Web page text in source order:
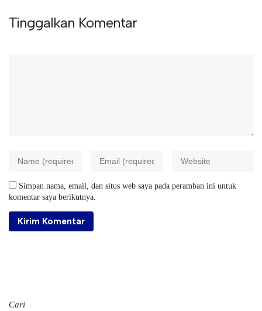
Tinggalkan Komentar
Simpan nama, email, dan situs web saya pada peramban ini untuk
komentar saya berikutnya.
Cari